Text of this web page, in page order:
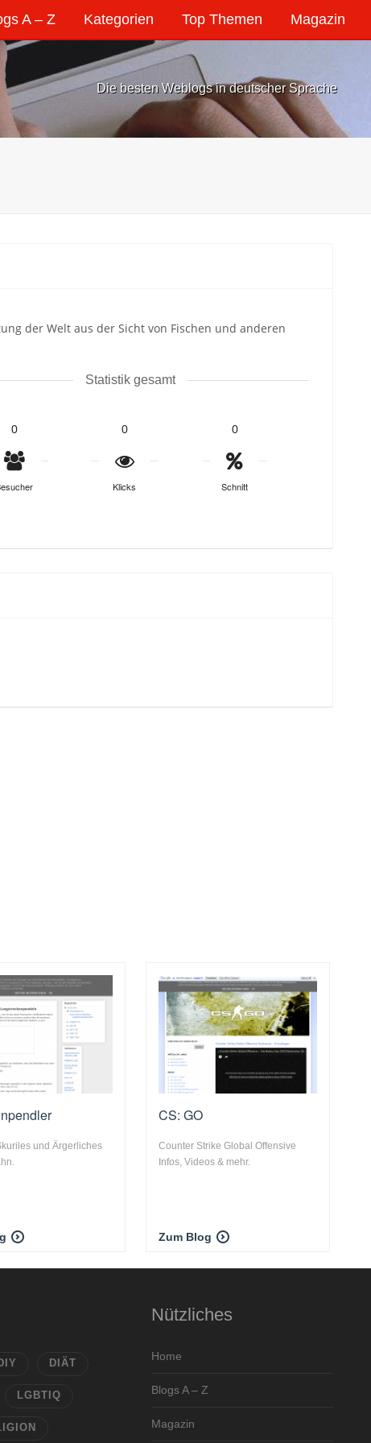
A – Z Kategorien Top Themen Magazin
Die besten Weblogs in deutscher Sprache
der Welt aus der Sicht von Fischen und anderen
Statistik gesamt
0 0
Klicks
0
Schnitt
und Ärgerliches
CS: GO
Counter Strike Global Offensive
Infos, Videos & mehr.
Zum Blog
DIÄT
LGBTIQ
Nützliches
Home
Blogs A – Z
Magazin